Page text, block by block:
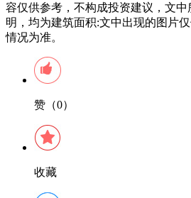
容仅供参考，不构成投资建议，文
明，均为建筑面积:文中出现的图片
情况为准。
赞（0）
收藏